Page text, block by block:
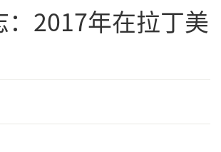
：2017年在拉丁美